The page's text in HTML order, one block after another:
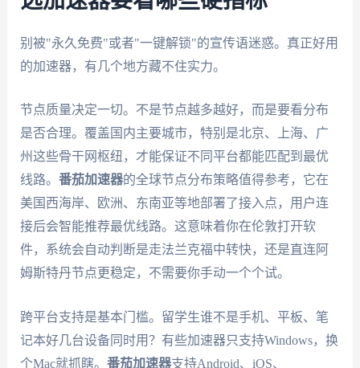
别被"永久免费"或者"一键解锁"的宣传语迷惑。真正好用
的加速器，有几个地方藏不住实力。
节点质量决定一切。不是节点越多越好，而是要看分布
是否合理。覆盖国内主要城市，特别是北京、上海、广
州这些骨干网枢纽，才能保证不同平台都能匹配到最优
线路。 番茄加速器的全球节点分布策略值得参考，它在
美国西海岸、欧洲、东南亚等地部署了接入点，用户连
接后会智能推荐最优线路。这意味着你在伦敦打开软
件，系统会自动判断是走法兰克福中转快，还是直连阿
姆斯特丹节点更稳定，不需要你手动一个个试。
跨平台支持是基本门槛。留学生谁不是手机、平板、笔
记本好几台设备同时用？有些加速器只支持Windows，换
个Mac就抓瞎。 番茄加速器支持Android、iOS、